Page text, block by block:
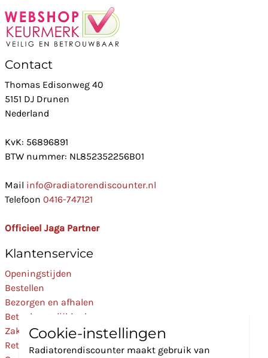
Contact
Thomas Edisonweg 40
5151 DJ Drunen
Nederland
KvK: 56896891
BTW nummer: NL852352256B01
Mail info@radiatorendiscounter.nl
Telefoon 0416-747121
Officieel Jaga Partner
Klantenservice
Openingstijden
Bestellen
Bezorgen en afhalen
Betaalmogelijkheden
Zakelijk
Retourneren
Cookie-instellingen
Radiatorendiscounter maakt gebruik van